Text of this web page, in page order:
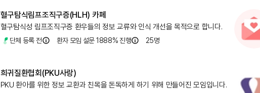
혈구탐식림프조직구증(HLH) 카페
혈구탐식성 림프조직구증 환우들의 정보 교류와 인식 개선을 목적으로 합니다.
단체 등록 전 환자 모임 설문 1888% 진행 25명
희귀질환협회(PKU사랑)
PKU 환아를 위한 정보 교환과 친목을 돈독하게 하기 위해 만들어진 모임입니다.